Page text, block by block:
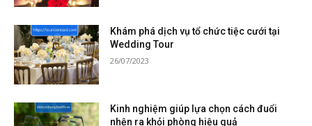
Khám phá dịch vụ tổ chức tiệc cưới tại
Wedding Tour
26/07/2023
Kinh nghiệm giúp lựa chọn cách đuổi
nhện ra khỏi phòng hiệu quả